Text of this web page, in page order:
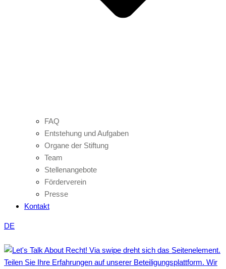
FAQ
Entstehung und Aufgaben
Organe der Stiftung
Team
Stellenangebote
Förderverein
Presse
Kontakt
DE
Teilen Sie Ihre Erfahrungen auf unserer Beteiligungsplattform. Wir